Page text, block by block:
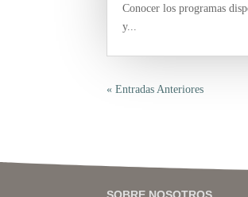
Conocer los programas
y...
« Entradas Anteriores